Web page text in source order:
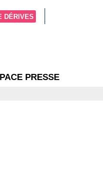
DÉRIVES
PRESSE